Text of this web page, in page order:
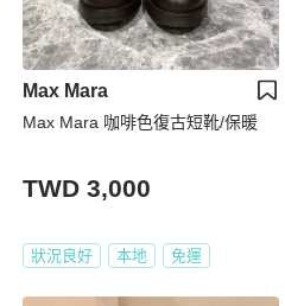
Max Mara
Max Mara 咖啡色復古短靴/保暖
TWD 3,000
狀況良好 本地 免運